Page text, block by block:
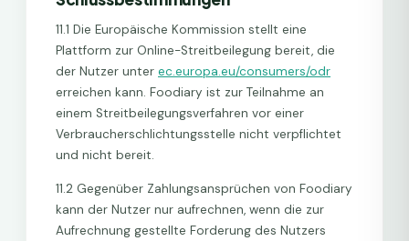
11.1 Die Europäische Kommission stellt eine
Plattform zur Online-Streitbeilegung bereit, die
der Nutzer unter ec.europa.eu/consumers/odr
erreichen kann. Foodiary ist zur Teilnahme an
einem Streitbeilegungsverfahren vor einer
Verbraucherschlichtungsstelle nicht verpflichtet
und nicht bereit.
11.2 Gegenüber Zahlungsansprüchen von Foodiary
kann der Nutzer nur aufrechnen, wenn die zur
Aufrechnung gestellte Forderung des Nutzers